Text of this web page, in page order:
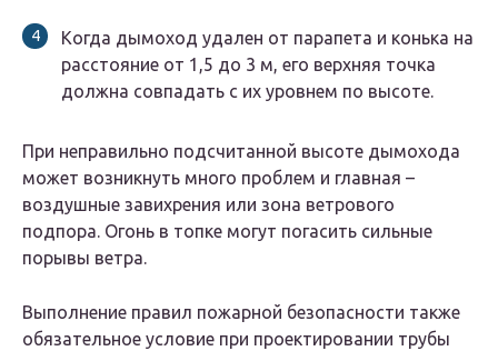
Когда дымоход удален от парапета и конька на
расстояние от 1,5 до 3 м, его верхняя точка
должна совпадать с их уровнем по высоте.
При неправильно подсчитанной высоте дымохода
может возникнуть много проблем и главная –
воздушные завихрения или зона ветрового
подпора. Огонь в топке могут погасить сильные
порывы ветра.
Выполнение правил пожарной безопасности также
обязательное условие при проектировании трубы